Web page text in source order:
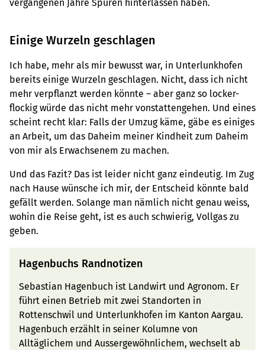
vergangenen Jahre Spuren hinterlassen haben.
Einige Wurzeln geschlagen
Ich habe, mehr als mir bewusst war, in Unterlunkhofen
bereits einige Wurzeln geschlagen. Nicht, dass ich nicht
mehr verpflanzt werden könnte – aber ganz so locker-
flockig würde das nicht mehr vonstattengehen. Und eines
scheint recht klar: Falls der Umzug käme, gäbe es einiges
an Arbeit, um das Daheim meiner Kindheit zum Daheim
von mir als Erwachsenem zu machen.
Und das Fazit? Das ist leider nicht ganz eindeutig. Im Zug
nach Hause wünsche ich mir, der Entscheid könnte bald
gefällt werden. Solange man nämlich nicht genau weiss,
wohin die Reise geht, ist es auch schwierig, Vollgas zu
geben.
Hagenbuchs Randnotizen
Sebastian Hagenbuch ist Landwirt und Agronom. Er
führt einen Betrieb mit zwei Standorten in
Rottenschwil und Unterlunkhofen im Kanton Aargau.
Hagenbuch erzählt in seiner Kolumne von
Alltäglichem und Aussergewöhnlichem, wechselt ab